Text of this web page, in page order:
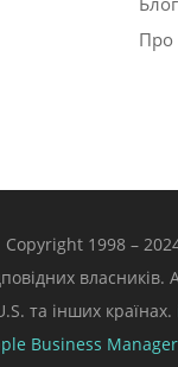
Про
Copyright 1998 –
та інших країнах.
Business